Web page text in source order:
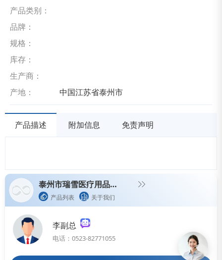
产品类别：
品牌：
规格：
库存：
生产商：
产地：
中国江苏省泰州市
产品描述 附加信息 免责声明
泰州市瑞雪医疗用品有限公司
产品列表 关于我们
李副总
电话：0523-82771055